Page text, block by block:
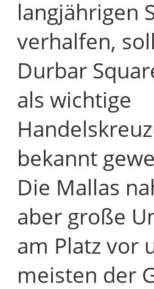
langjährigen
verhalfen,
Durbar
als wichtige
bekannt
Die Mallas
aber große
am Platz vor
meisten der